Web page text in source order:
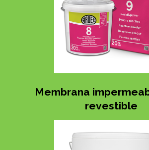
Membrana
revestible